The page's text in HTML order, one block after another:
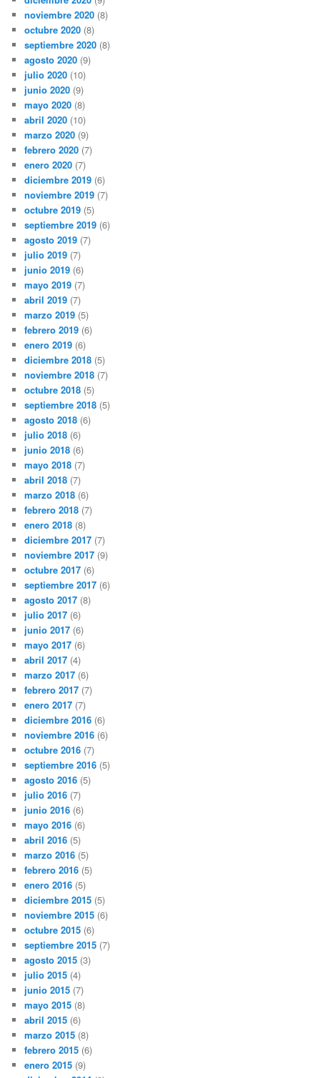
noviembre 2020 (8)
octubre 2020 (8)
septiembre 2020 (8)
agosto 2020 (9)
julio 2020 (10)
junio 2020 (9)
mayo 2020 (8)
abril 2020 (10)
marzo 2020 (9)
febrero 2020 (7)
enero 2020 (7)
diciembre 2019 (6)
noviembre 2019 (7)
octubre 2019 (5)
septiembre 2019 (6)
agosto 2019 (7)
julio 2019 (7)
junio 2019 (6)
mayo 2019 (7)
abril 2019 (7)
marzo 2019 (5)
febrero 2019 (6)
enero 2019 (6)
diciembre 2018 (5)
noviembre 2018 (7)
octubre 2018 (5)
septiembre 2018 (5)
agosto 2018 (6)
julio 2018 (6)
junio 2018 (6)
mayo 2018 (7)
abril 2018 (7)
marzo 2018 (6)
febrero 2018 (7)
enero 2018 (8)
diciembre 2017 (7)
noviembre 2017 (9)
octubre 2017 (6)
septiembre 2017 (6)
agosto 2017 (8)
julio 2017 (6)
junio 2017 (6)
mayo 2017 (6)
abril 2017 (4)
marzo 2017 (6)
febrero 2017 (7)
enero 2017 (7)
diciembre 2016 (6)
noviembre 2016 (6)
octubre 2016 (7)
septiembre 2016 (5)
agosto 2016 (5)
julio 2016 (7)
junio 2016 (6)
mayo 2016 (6)
abril 2016 (5)
marzo 2016 (5)
febrero 2016 (5)
enero 2016 (5)
diciembre 2015 (5)
noviembre 2015 (6)
octubre 2015 (6)
septiembre 2015 (7)
agosto 2015 (3)
julio 2015 (4)
junio 2015 (7)
mayo 2015 (8)
abril 2015 (6)
marzo 2015 (8)
febrero 2015 (6)
enero 2015 (9)